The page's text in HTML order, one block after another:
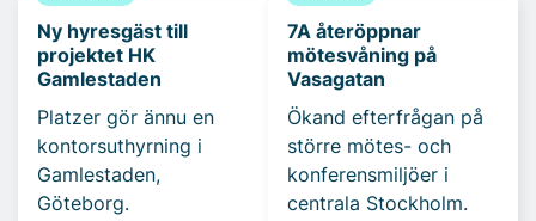
Ny hyresgäst till
projektet HK
Gamlestaden
Platzer gör ännu en
kontorsuthyrning i
Gamlestaden,
Göteborg.
7A återöppnar
mötesvåning på
Vasagatan
Ökand efterfrågan på
större mötes- och
konferensmiljöer i
centrala Stockholm.